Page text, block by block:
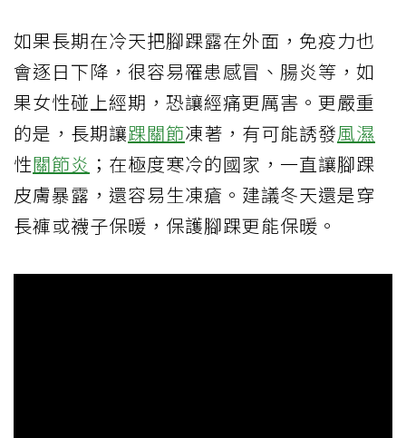
如果長期在冷天把腳踝露在外面，免疫力也
會逐日下降，很容易罹患感冒、腸炎等，如
果女性碰上經期，恐讓經痛更厲害。更嚴重
的是，長期讓踝關節凍著，有可能誘發風濕
性關節炎 ；在極度寒冷的國家，一直讓腳踝
皮膚暴露，還容易生凍瘡。建議冬天還是穿
長褲或襪子保暖，保護腳踝更能保暖。